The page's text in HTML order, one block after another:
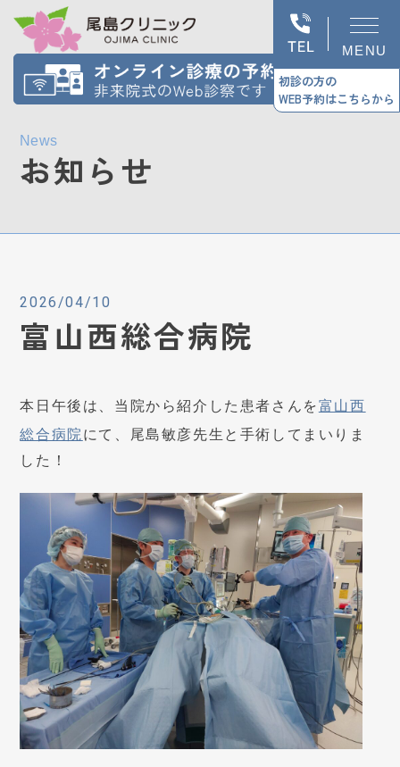
MENU
初診の方の
WEB予約はこちらから
News
お知らせ
2026/04/10
富山西総合病院
本日午後は、当院から紹介した患者さんを富山西
総合病院 にて、尾島敏彦先生と手術してまいりま
した！